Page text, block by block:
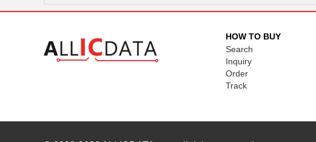
HOW TO BUY
Search
Inquiry
Order
Track